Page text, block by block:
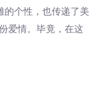
的个性，也传递了美
爱情。毕竟，在这